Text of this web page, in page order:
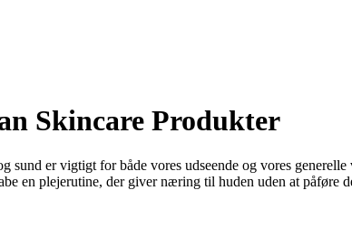
Skincare Produkter
sund er vigtigt for både vores udseende og vores
en plejerutine, der giver næring til huden uden at påføre